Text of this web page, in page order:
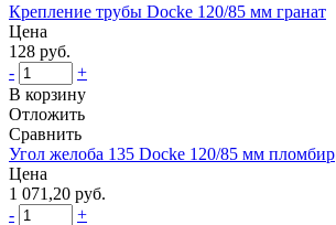
Крепление трубы Docke 120/85 мм гранат
Цена
128 руб.
-
+
В корзину
Отложить
Сравнить
Угол желоба 135 Docke 120/85 мм пломбир
Цена
1 071,20 руб.
-
+